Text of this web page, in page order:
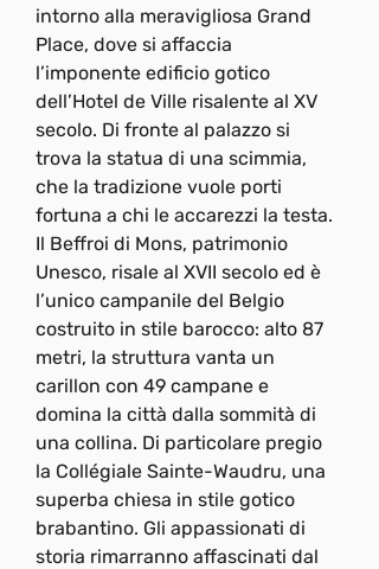
intorno alla meravigliosa Grand
Place, dove si affaccia
l’imponente edificio gotico
dell’Hotel de Ville risalente al XV
secolo. Di fronte al palazzo si
trova la statua di una scimmia,
che la tradizione vuole porti
fortuna a chi le accarezzi la testa.
Il Beffroi di Mons, patrimonio
Unesco, risale al XVII secolo ed è
l’unico campanile del Belgio
costruito in stile barocco: alto 87
metri, la struttura vanta un
carillon con 49 campane e
domina la città dalla sommità di
una collina. Di particolare pregio
la Collégiale Sainte-Waudru, una
superba chiesa in stile gotico
brabantino. Gli appassionati di
storia rimarranno affascinati dal